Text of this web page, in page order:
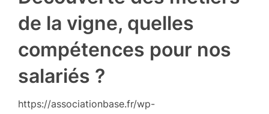
de la vigne, quelles
compétences pour nos
salariés ?
https://associationbase.fr/wp-